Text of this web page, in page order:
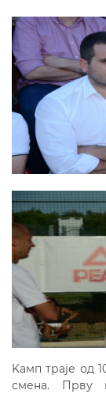
Kaмп траје од
смена. Прву